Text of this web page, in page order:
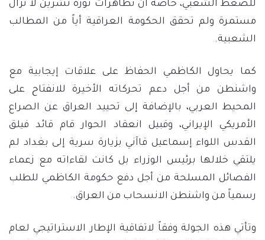
للضغط الشعبي، خاصة أن تظاهرات ثورة تشرين لا تزال
مستمرة ولم تحقق الحكومة العراقية أياً من المطالب
الشعبية.
كما يحاول الكاظمي الحفاظ على علاقات إيجابية مع
واشنطن من أجل دعم تحركاته الأخيرة للانفتاح على
المحيط العربي، بالإضافة إلى تحييد العراق عن الصراع
الأمريكي الإيراني، وقبيل انعقاد الحوار قام قائد فيلق
القدس اللواء إسماعيل قاآني بزيارة سرية إلى بغداد لم
يلتقي خلالها برئيس الوزراء بل كانت لقاءاته مع زعماء
الفصائل المسلحة من أجل دفع حكومة الكاظمي للطلب
رسمياً من واشنطن الانسحاب من العراق.
وتأتي هذه الجولة وفقاً لاتفاقية الإطار الاستراتيجي لعام